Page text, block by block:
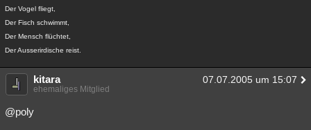
Der Vogel fliegt,
Der Fisch schwimmt,
Der Mensch flüchtet,
Der Ausserirdische reist.
kitara 07.07.2005 um 15:07
ehemaliges Mitglied
@poly